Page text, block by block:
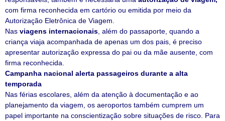
com firma reconhecida em cartório ou emitida por meio da
Autorização Eletrônica de Viagem.
Nas viagens internacionais , além do passaporte, quando a
criança viaja acompanhada de apenas um dos pais, é preciso
apresentar autorização expressa do pai ou da mãe ausente, com
firma reconhecida.
Campanha nacional alerta passageiros durante a alta
temporada
Nas férias escolares, além da atenção à documentação e ao
planejamento da viagem, os aeroportos também cumprem um
papel importante na conscientização sobre situações de risco. Para